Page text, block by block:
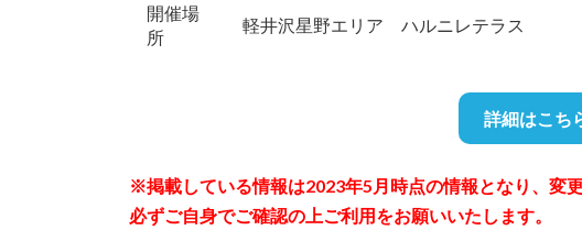
開催場
所
軽井沢星野エリア ハルニレテラス
詳細はこち
※掲載している情報は2023年5月時点の情報となり、変
必ずご自身でご確認の上ご利用をお願いいたします。